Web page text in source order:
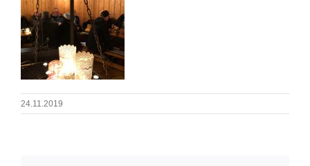
24.11.2019